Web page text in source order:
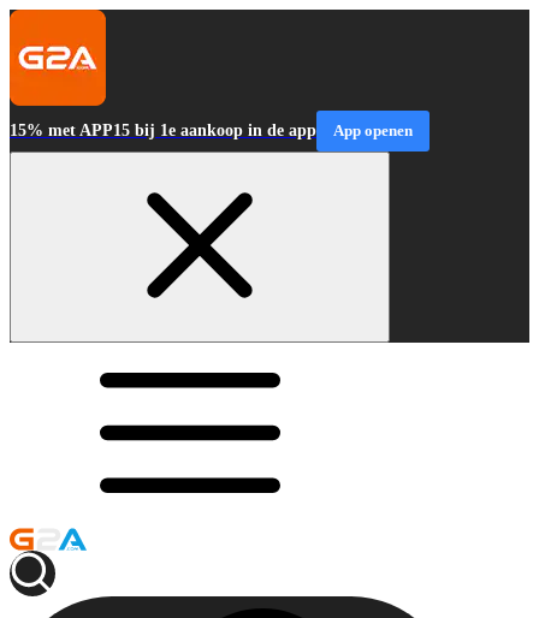
15% met APP15 bij 1e aankoop in de app App openen